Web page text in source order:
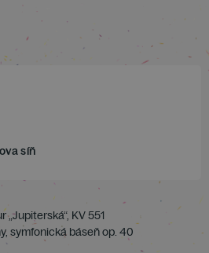
síň
„Jupiterská“, KV 551
symfonická báseň op. 40